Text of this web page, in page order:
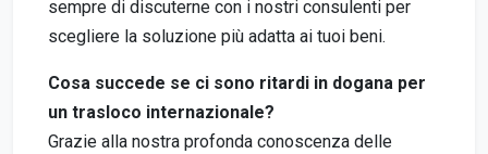
sempre di discuterne con i nostri consulenti per
scegliere la soluzione più adatta ai tuoi beni.
Cosa succede se ci sono ritardi in dogana per
un trasloco internazionale?
Grazie alla nostra profonda conoscenza delle